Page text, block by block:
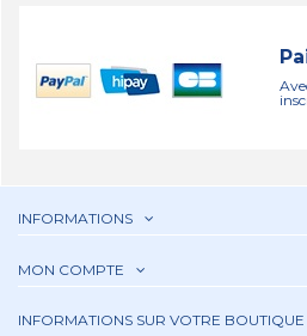
INFORMATIONS
MON COMPTE
INFORMATIONS SUR VOTRE BOUTIQUE